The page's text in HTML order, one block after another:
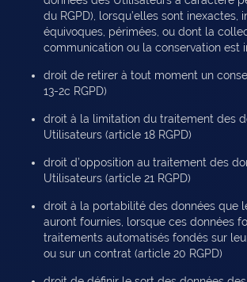
du RGPD), lorsqu’elles sont inexactes,
équivoques, périmées, ou dont la
communication ou la conservation est
droit de retirer à tout moment un
13-2c RGPD)
droit à la limitation du traitement des
Utilisateurs (article 18 RGPD)
droit d’opposition au traitement des
Utilisateurs (article 21 RGPD)
droit à la portabilité des données que
auront fournies, lorsque ces données
traitements automatisés fondés sur
ou sur un contrat (article 20 RGPD)